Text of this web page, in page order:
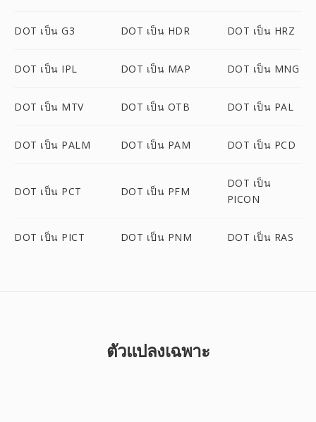
DOT เป็น G3 DOT เป็น HDR DOT เป็น HRZ
DOT เป็น IPL DOT เป็น MAP DOT เป็น MNG
DOT เป็น MTV DOT เป็น OTB DOT เป็น PAL
DOT เป็น PALM DOT เป็น PAM DOT เป็น PCD
DOT เป็น PCT DOT เป็น PFM
DOT เป็น
PICON
DOT เป็น PICT DOT เป็น PNM DOT เป็น RAS
ตัวแปลงเฉพาะ